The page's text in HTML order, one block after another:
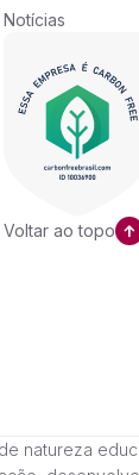
Notícias
Voltar ao topo
natureza